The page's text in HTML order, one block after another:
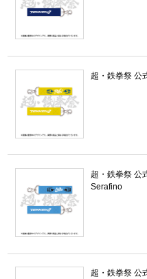
超・鉄拳祭 公
超・鉄拳祭 公
Serafino
超・鉄拳祭 公